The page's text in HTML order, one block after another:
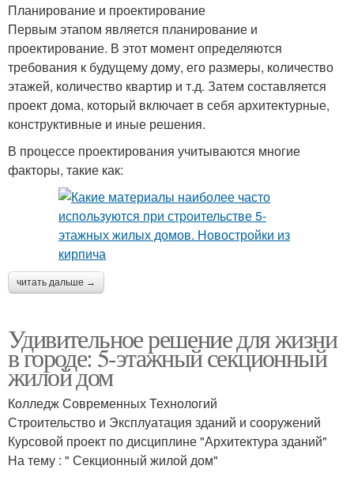
Планирование и проектирование
Первым этапом является планирование и
проектирование. В этот момент определяются
требования к будущему дому, его размеры, количество
этажей, количество квартир и т.д. Затем составляется
проект дома, который включает в себя архитектурные,
конструктивные и иные решения.
В процессе проектирования учитываются многие
факторы, такие как:
читать дальше →
Удивительное решение для жизни
в городе: 5-этажный секционный
жилой дом
Колледж Современных Технологий
Строительство и Эксплуатация зданий и сооружений
Курсовой проект по дисциплине "Архитектура зданий"
На тему : " Секционный жилой дом"